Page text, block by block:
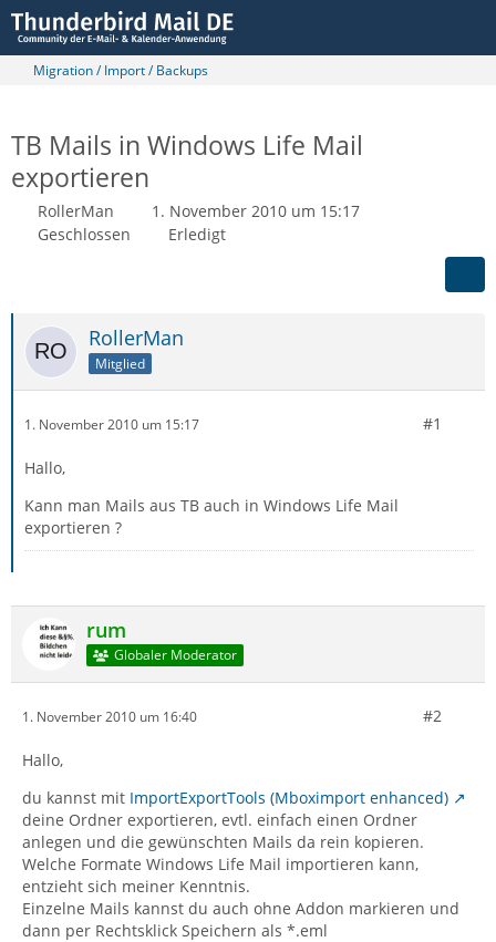
Migration / Import / Backups
TB Mails in Windows Life Mail
exportieren
RollerMan
1. November 2010 um 15:17
Geschlossen
Erledigt
RollerMan
Mitglied
1. November 2010 um 15:17 #1
Hallo,
Kann man Mails aus TB auch in Windows Life Mail
exportieren ?
rum
Globaler Moderator
1. November 2010 um 16:40 #2
Hallo,
du kannst mit ImportExportTools (Mboximport enhanced)
deine Ordner exportieren, evtl. einfach einen Ordner
anlegen und die gewünschten Mails da rein kopieren.
Welche Formate Windows Life Mail importieren kann,
entzieht sich meiner Kenntnis.
Einzelne Mails kannst du auch ohne Addon markieren und
dann per Rechtsklick Speichern als *.eml